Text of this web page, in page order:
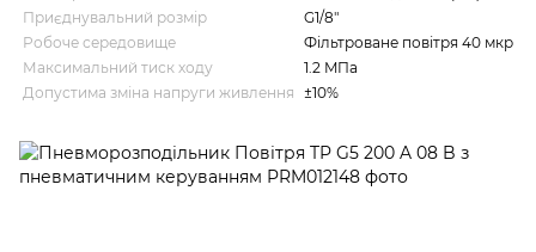
Приєднувальний розмір
G1/8"
Робоче середовище
Фільтроване повітря 40 мкр
Максимальний тиск ходу
1.2 MПа
Допустима зміна напруги живлення ±10%